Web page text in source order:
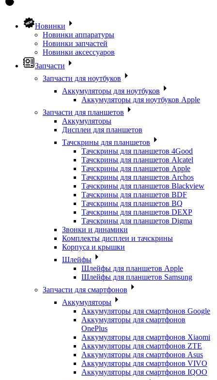
Новинки
Новинки аппаратуры
Новинки запчастей
Новинки аксессуаров
Запчасти
Запчасти для ноутбуков
Аккумуляторы для ноутбуков
Аккумуляторы для ноутбуков Apple
Запчасти для планшетов
Аккумуляторы
Дисплеи для планшетов
Тачскрины для планшетов
Тачскрины для планшетов 4Good
Тачскрины для планшетов Alcatel
Тачскрины для планшетов Apple
Тачскрины для планшетов Archos
Тачскрины для планшетов Blackview
Тачскрины для планшетов BDF
Тачскрины для планшетов BQ
Тачскрины для планшетов DEXP
Тачскрины для планшетов Digma
Звонки и динамики
Комплекты дисплеи и тачскрины
Корпуса и крышки
Шлейфы
Шлейфы для планшетов Apple
Шлейфы для планшетов Samsung
Запчасти для смартфонов
Аккумуляторы
Аккумуляторы для смартфонов Google
Аккумуляторы для смартфонов
OnePlus
Аккумуляторы для смартфонов Xiaomi
Аккумуляторы для смартфонов ZTE
Аккумуляторы для cмартфонов Asus
Аккумуляторы для смартфонов VIVO
Аккумуляторы для смартфонов IQOO